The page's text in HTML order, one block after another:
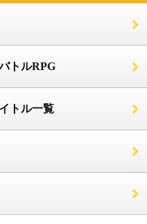
トルRPG
トル一覧